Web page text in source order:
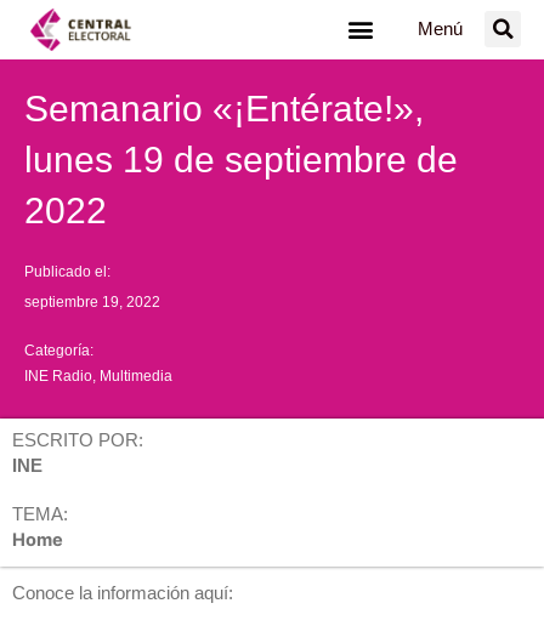
Menú
Semanario «¡Entérate!»,
lunes 19 de septiembre de
2022
Publicado el:
septiembre 19, 2022
Categoría:
INE Radio Multimedia
ESCRITO POR:
INE
TEMA:
Home
Conoce la información aquí: